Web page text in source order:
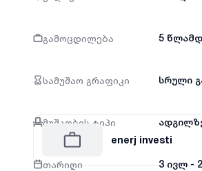
გამოცდილება 5
სამუშაო გრაფიკი სრული
მუშაობის ტიპი
თარიღი 3 ივლ -
enerj investi